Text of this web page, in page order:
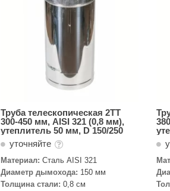
Труба телескопическая 2ТТ
300-450 мм, AISI 321 (0,8 мм),
утеплитель 50 мм, D 150/250
уточняйте
Материал: Сталь AISI 321
Диаметр дымохода: 150 мм
Толщина стали: 0,8 см